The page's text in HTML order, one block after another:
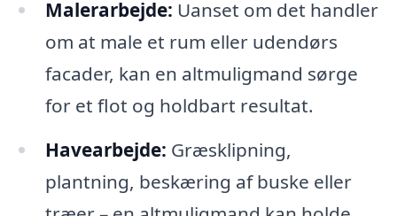
Malerarbejde: Uanset om det handler
om at male et rum eller udendørs
facader, kan en altmuligmand sørge
for et flot og holdbart resultat.
Havearbejde: Græsklipning,
plantning, beskæring af buske eller